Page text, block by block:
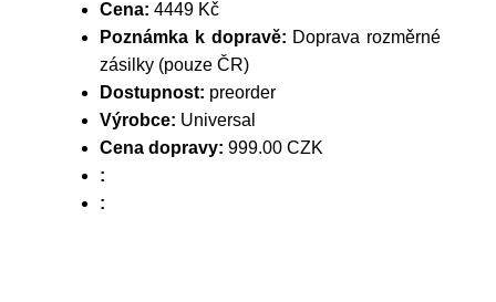
Cena: 4449 Kč
Poznámka k dopravě: Doprava rozměrné
zásilky (pouze ČR)
Dostupnost: preorder
Výrobce: Universal
Cena dopravy: 999.00 CZK
:
: